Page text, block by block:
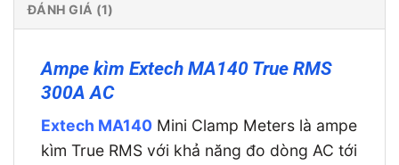
ĐÁNH GIÁ (1)
Ampe kìm Extech MA140 True RMS
300A AC
Extech MA140 Mini Clamp Meters là ampe
kìm True RMS với khả năng đo dòng AC tới